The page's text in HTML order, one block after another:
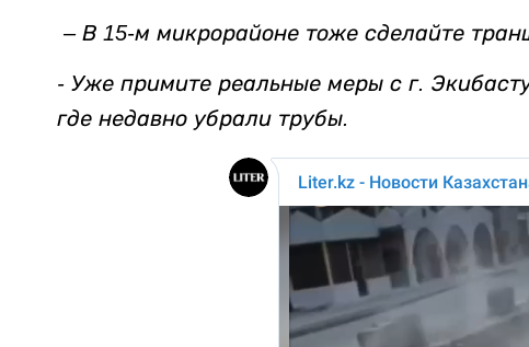
– В 15-м микрорайоне тоже сделайте
- Уже примите реальные меры с г.
где недавно убрали трубы.